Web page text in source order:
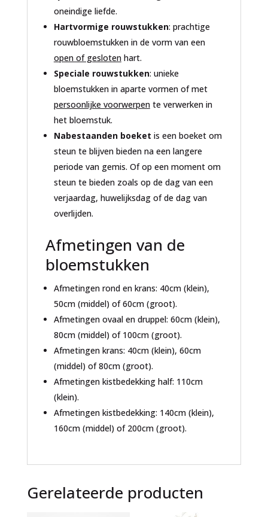
oneindige liefde.
Hartvormige rouwstukken: prachtige
rouwbloemstukken in de vorm van een
open of geslotenhart.
Speciale rouwstukken: unieke
bloemstukken in aparte vormen of met
persoonlijke voorwerpente verwerken in
het bloemstuk.
Nabestaanden boeket is een boeket om
steun te blijven bieden na een langere
periode van gemis. Of op een moment om
steun te bieden zoals op de dag van een
verjaardag, huwelijksdag of de dag van
overlijden.
Afmetingen van de
bloemstukken
Afmetingen rond en krans: 40cm (klein),
50cm (middel) of 60cm (groot).
Afmetingen ovaal en druppel: 60cm (klein),
80cm (middel) of 100cm (groot).
Afmetingen krans: 40cm (klein), 60cm
(middel) of 80cm (groot).
Afmetingen kistbedekking half: 110cm
(klein).
Afmetingen kistbedekking: 140cm (klein),
160cm (middel) of 200cm (groot).
Gerelateerde producten